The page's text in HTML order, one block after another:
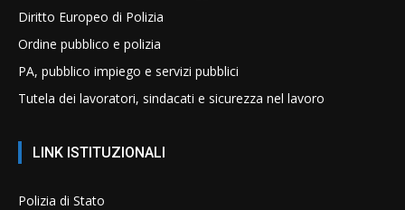
Diritto Europeo di Polizia
Ordine pubblico e polizia
PA, pubblico impiego e servizi pubblici
Tutela dei lavoratori, sindacati e sicurezza nel lavoro
LINK ISTITUZIONALI
Polizia di Stato